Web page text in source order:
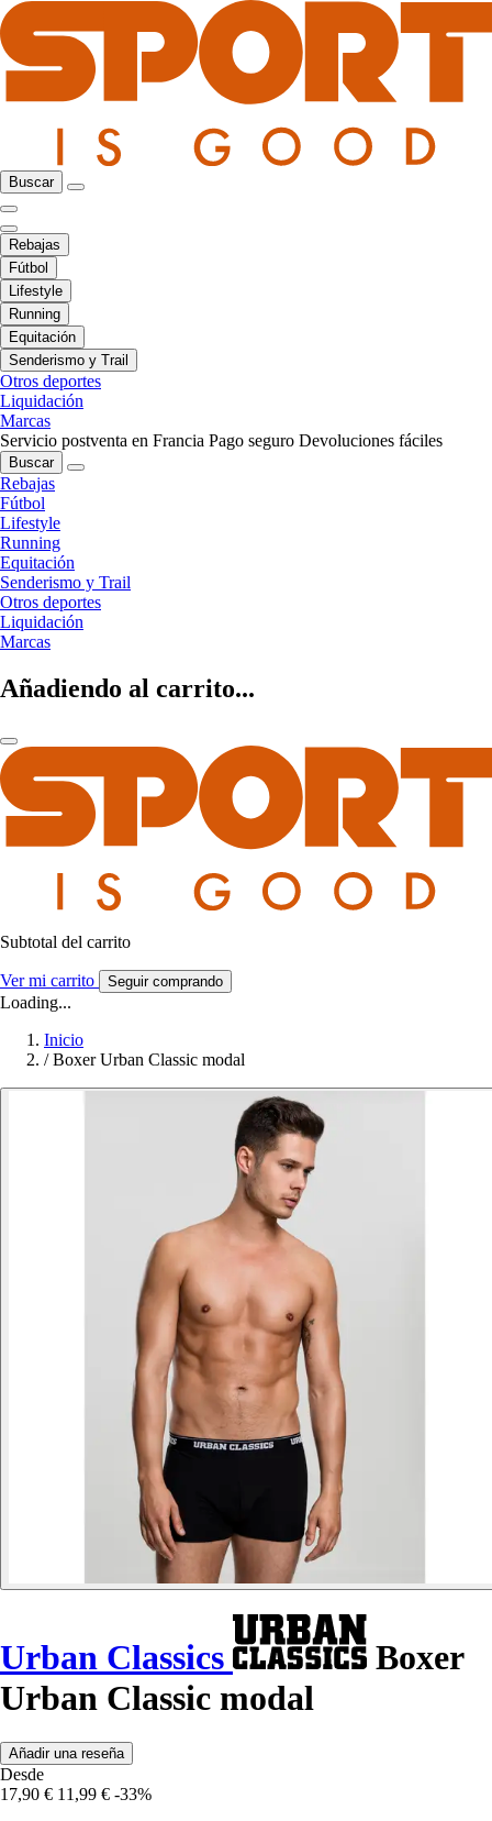
Buscar
Rebajas
Fútbol
Lifestyle
Running
Equitación
Senderismo y Trail
Otros deportes
Liquidación
Marcas
Servicio postventa en Francia Pago seguro Devoluciones fáciles
Buscar
Rebajas
Fútbol
Lifestyle
Running
Equitación
Senderismo y Trail
Otros deportes
Liquidación
Marcas
Añadiendo al carrito...
Subtotal del carrito
Ver mi carrito Seguir comprando
Loading...
Inicio
/ Boxer Urban Classic modal
Urban Classics
Boxer
Urban Classic modal
Añadir una reseña
Desde
17,90 € 11,99 € -33%